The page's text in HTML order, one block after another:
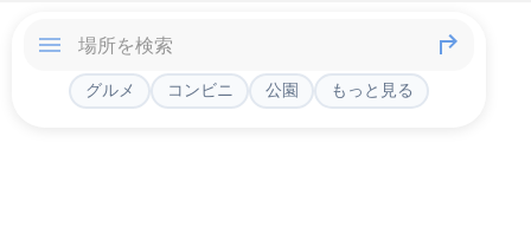
グルメ コンビニ 公園 もっと見る